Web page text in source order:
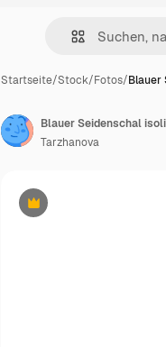
Startseite/Stock/Fotos/Blauer
Premium
Blauer Seidenschal
Tarzhanova